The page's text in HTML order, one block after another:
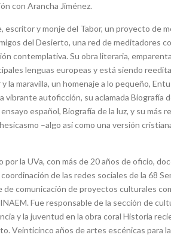
con Arancha Jiménez.
escritor y monje del Tabor, un proyecto de
del Desierto, una red de meditadores
contemplativa. Su obra literaria,
lenguas europeas y está siendo
maravilla, un homenaje a lo pequeño,
vibrante autoficción, su aclamada Biografía
español, Biografía de la luz, y su más
–algo así como una versión
por la UVa, con más de 20 años de oficio,
de las redes sociales de la 68
de comunicación de proyectos culturales
Fue responsable de la sección de
y la juventud en la obra coral Historia
Veinticinco años de artes escénicas para